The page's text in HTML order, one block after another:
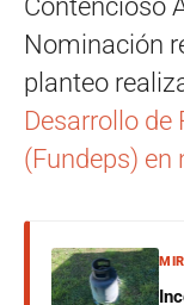
Contencioso
Nominación
planteo
Desarrollo
(Fundeps) en